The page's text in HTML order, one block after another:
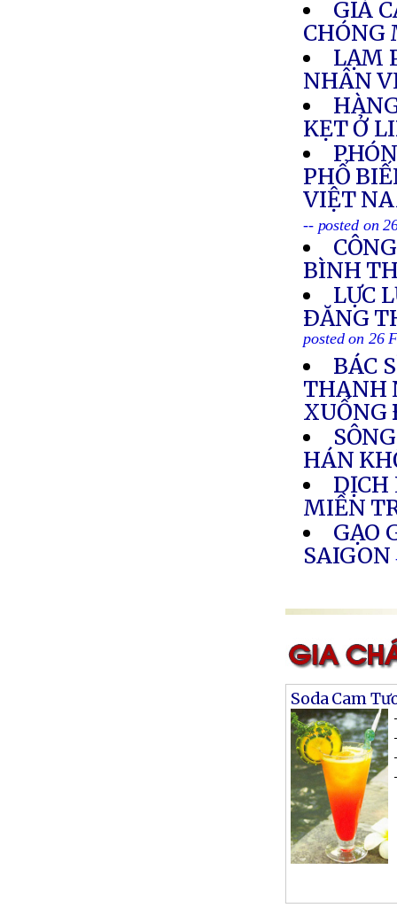
GIÁ
CHÓNG
LẠM
NHÂN
KẸT Ở
PHỔ
VIỆT
-- posted on
BÌNH
LỰC
ÐĂNG
posted on 26
BÁC
THANH
XUỐNG
HÁN
DỊCH
MIỀN
GẠO
SAIGON
Soda Cam